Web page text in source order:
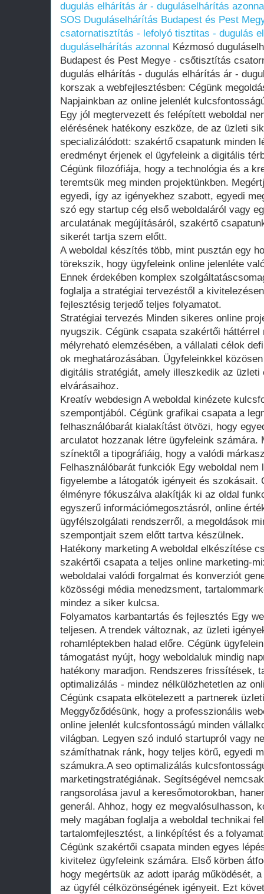
dugulás elhárítás ár - duguláselhárítás
SOS Duguláselhárítás Budapest és Pest
csatornatisztítás - lefolyó tisztitas - dugulás
duguláselhárítás azonnal Kézmosó
Budapest és Pest Megye - csőtisztítás
dugulás elhárítás - dugulás elhárítás ár -
korszak a webfejlesztésben: Cégünk
Napjainkban az online jelenlét
Egy jól megtervezett és felépített weboldal
elérésének hatékony eszköze, de az üzleti
specializálódott: szakértő csapatunk minden
eredményt érjenek el ügyfeleink a digitális
Cégünk filozófiája, hogy a technológia és a
teremtsük meg minden projektünkben.
egyedi, így az igényekhez szabott, egyedi
szó egy startup cég első weboldaláról vagy
arculatának megújításáról, szakértő
sikerét tartja szem előtt.
A weboldal készítés több, mint pusztán egy
törekszik, hogy ügyfeleink online jelenléte
Ennek érdekében komplex
foglalja a stratégiai tervezéstől a
fejlesztésig terjedő teljes folyamatot.
Stratégiai tervezés Minden sikeres online
nyugszik. Cégünk csapata szakértői
mélyreható elemzésében, a vállalati célok
ok meghatározásában. Ügyfeleinkkel
digitális stratégiát, amely illeszkedik az
elvárásaihoz.
Kreatív webdesign A weboldal kinézete
szempontjából. Cégünk grafikai csapata a
felhasználóbarát kialakítást ötvözi, hogy
arculatot hozzanak létre ügyfeleink számára.
színektől a tipográfiáig, hogy a valódi
Felhasználóbarát funkciók Egy weboldal
figyelembe a látogatók igényeit és szokásait.
élményre fókuszálva alakítják ki az oldal
egyszerű információmegosztásról, online
ügyfélszolgálati rendszerről, a megoldások
szempontjait szem előtt tartva készülnek.
Hatékony marketing A weboldal elkészítése
szakértői csapata a teljes online marketing-
weboldalai valódi forgalmat és konverziót
közösségi média menedzsment,
mindez a siker kulcsa.
Folyamatos karbantartás és fejlesztés Egy
teljesen. A trendek változnak, az üzleti
rohamléptekben halad előre. Cégünk
támogatást nyújt, hogy weboldaluk mindig
hatékony maradjon. Rendszeres frissítések,
optimalizálás - mindez nélkülözhetetlen az
Cégünk csapata elkötelezett a partnerek
Meggyőződésünk, hogy a professzionális
online jelenlét kulcsfontosságú minden
világban. Legyen szó induló startupról vagy
számíthatnak ránk, hogy teljes körű, egyedi
számukra.A seo optimalizálás
marketingstratégiának. Segítségével
rangsorolása javul a keresőmotorokban,
generál. Ahhoz, hogy ez megvalósulhasson,
mely magában foglalja a weboldal technikai
tartalomfejlesztést, a linképítést és a
Cégünk szakértői csapata minden egyes
kivitelez ügyfeleink számára. Első körben
hogy megértsük az adott iparág működését,
az ügyfél célközönségének igényeit. Ezt